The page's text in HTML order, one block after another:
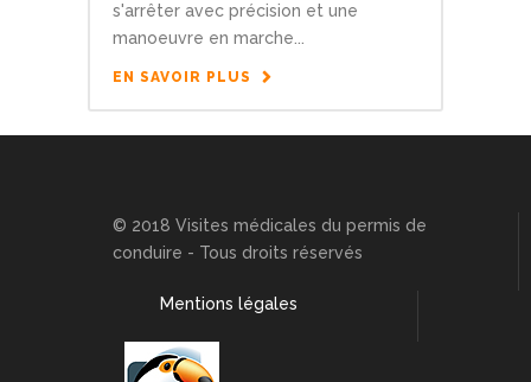
s'arrêter avec précision et une
manoeuvre en marche...
EN SAVOIR PLUS
© 2018 Visites médicales du permis de
conduire - Tous droits réservés
Mentions légales